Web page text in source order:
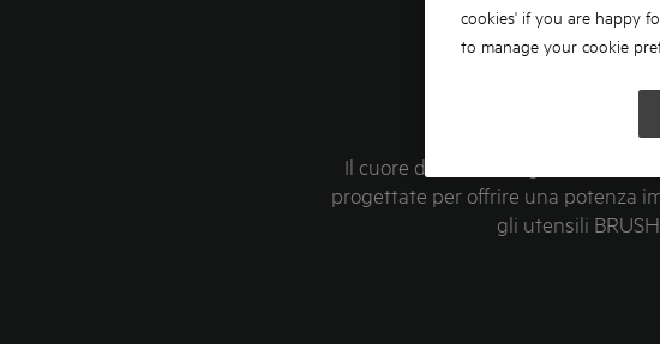
Il cuore della tecnologia
progettate per offrire una potenza
gli utensili
cookies' if you are happy
to manage your cookie